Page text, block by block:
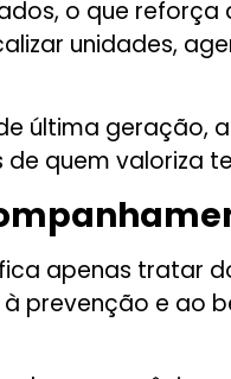
o que
unidades,
geração,
quem valoriza
apenas tratar
prevenção e ao